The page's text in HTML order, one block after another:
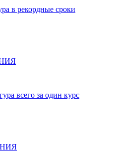
в рекордные сроки
всего за один курс